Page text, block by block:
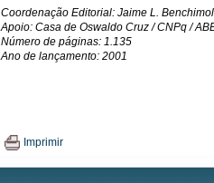
Coordenação Editorial: Jaime L. Benchimol
Apoio: Casa de Oswaldo Cruz / CNPq /
Número de páginas: 1.135
Ano de lançamento: 2001
Imprimir